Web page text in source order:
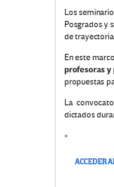
Los
Posgrados y
de
En este
profesoras y
propuestas
La
dictados
>
ACCEDER